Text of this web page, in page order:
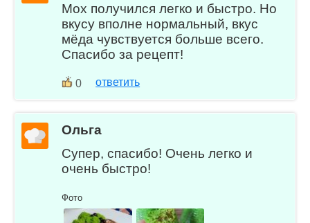
Мох получился легко и быстро. Но
вкусу вполне нормальный, вкус
мёда чувствуется больше всего.
Спасибо за рецепт!
0 ответить
Ольга
Супер, спасибо! Очень легко и
очень быстро!
Фото